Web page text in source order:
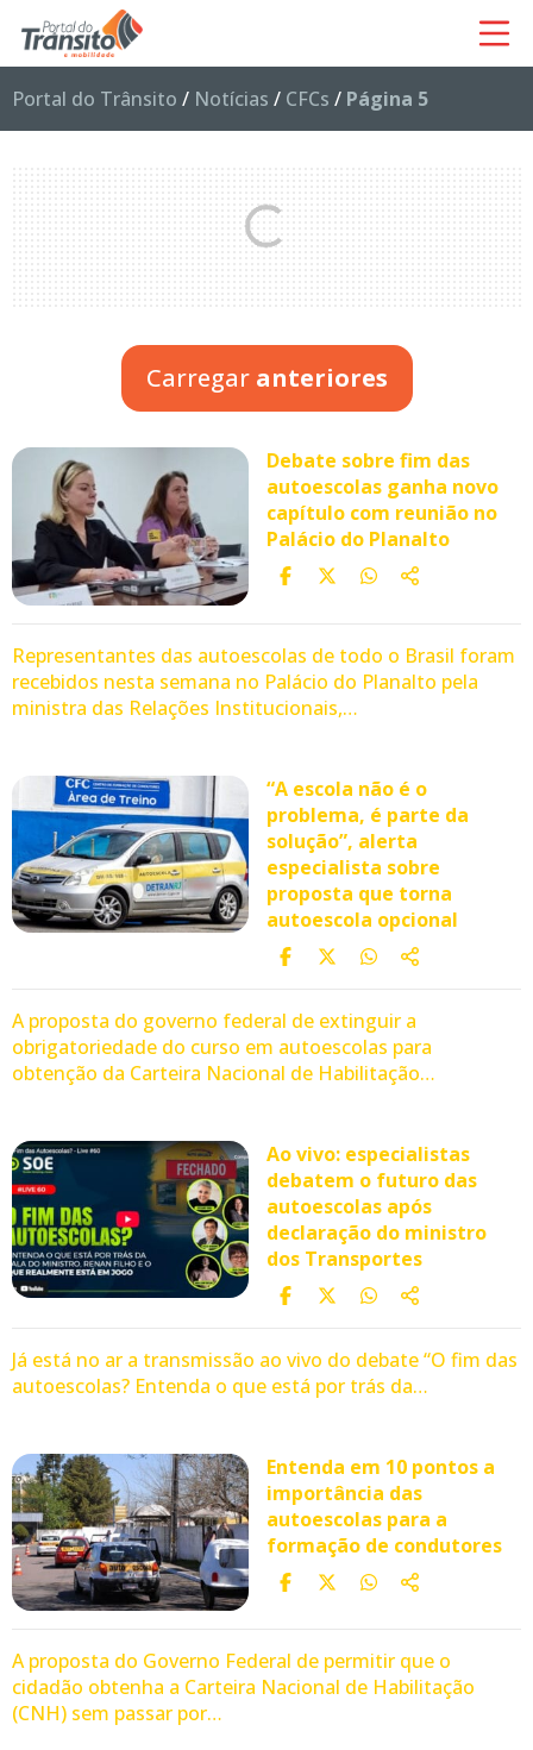
Portal do Trânsito / Notícias / CFCs / Página 5
Carregar anteriores
Debate sobre fim das
autoescolas ganha novo
capítulo com reunião no
Palácio do Planalto
Representantes das autoescolas de todo o Brasil foram
recebidos nesta semana no Palácio do Planalto pela
ministra das Relações Institucionais,…
“A escola não é o
problema, é parte da
solução”, alerta
especialista sobre
proposta que torna
autoescola opcional
A proposta do governo federal de extinguir a
obrigatoriedade do curso em autoescolas para
obtenção da Carteira Nacional de Habilitação…
Ao vivo: especialistas
debatem o futuro das
autoescolas após
declaração do ministro
dos Transportes
Já está no ar a transmissão ao vivo do debate “O fim das
autoescolas? Entenda o que está por trás da…
Entenda em 10 pontos a
importância das
autoescolas para a
formação de condutores
A proposta do Governo Federal de permitir que o
cidadão obtenha a Carteira Nacional de Habilitação
(CNH) sem passar por…